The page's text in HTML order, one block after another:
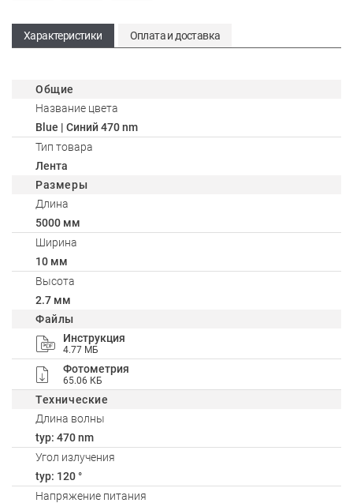
Характеристики Оплата и доставка
Общие
Название цвета
Blue | Синий 470 nm
Тип товара
Лента
Размеры
Длина
5000 мм
Ширина
10 мм
Высота
2.7 мм
Файлы
Инструкция
4.77 МБ
Фотометрия
65.06 КБ
Технические
Длина волны
typ: 470 nm
Угол излучения
typ: 120 °
Напряжение питания